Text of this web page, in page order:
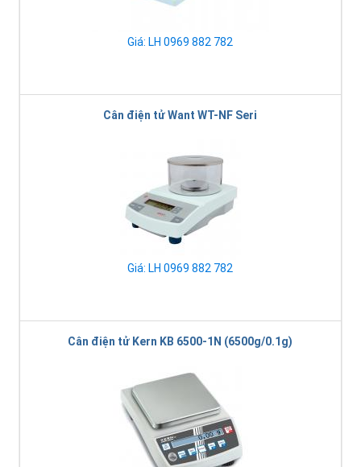
Giá: LH 0969 882 782
Cân điện tử Want WT-NF Seri
Giá: LH 0969 882 782
Cân điện tử Kern KB 6500-1N (6500g/0.1g)